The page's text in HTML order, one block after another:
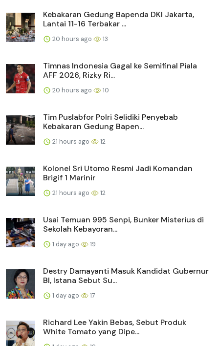
Kebakaran Gedung Bapenda DKI Jakarta,
Lantai 11-16 Terbakar ...
20 hours ago 13
Timnas Indonesia Gagal ke Semifinal Piala
AFF 2026, Rizky Ri...
20 hours ago 10
Tim Puslabfor Polri Selidiki Penyebab
Kebakaran Gedung Bapen...
21 hours ago 12
Kolonel Sri Utomo Resmi Jadi Komandan
Brigif 1 Marinir
21 hours ago 12
Usai Temuan 995 Senpi, Bunker Misterius di
Sekolah Kebayoran...
1 day ago 19
Destry Damayanti Masuk Kandidat Gubernur
BI, Istana Sebut Su...
1 day ago 17
Richard Lee Yakin Bebas, Sebut Produk
White Tomato yang Dipe...